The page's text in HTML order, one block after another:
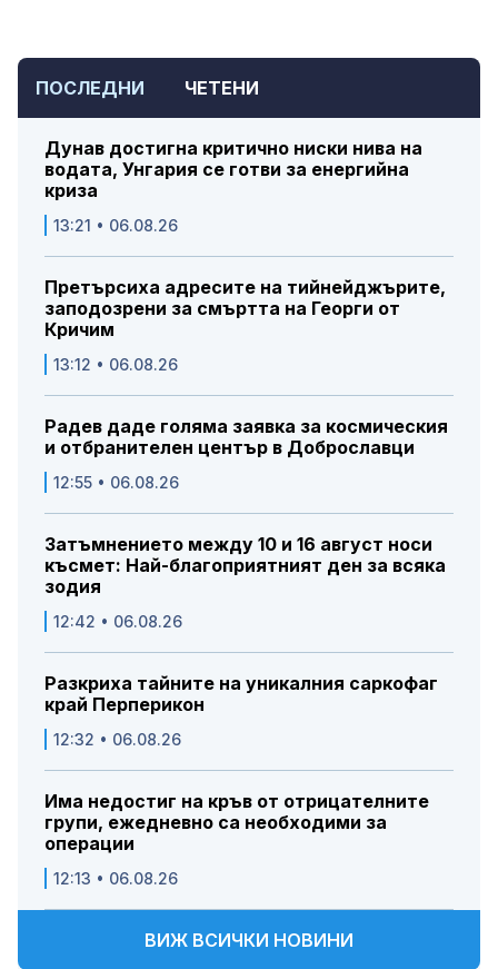
ПОСЛЕДНИ ЧЕТЕНИ
Дунав достигна критично ниски нива на
водата, Унгария се готви за енергийна
криза
13:21 • 06.08.26
Претърсиха адресите на тийнейджърите,
заподозрени за смъртта на Георги от
Кричим
13:12 • 06.08.26
Радев даде голяма заявка за космическия
и отбранителен център в Доброславци
12:55 • 06.08.26
Затъмнението между 10 и 16 август носи
късмет: Най-благоприятният ден за всяка
зодия
12:42 • 06.08.26
Разкриха тайните на уникалния саркофаг
край Перперикон
12:32 • 06.08.26
Има недостиг на кръв от отрицателните
групи, ежедневно са необходими за
операции
12:13 • 06.08.26
ВИЖ ВСИЧКИ НОВИНИ